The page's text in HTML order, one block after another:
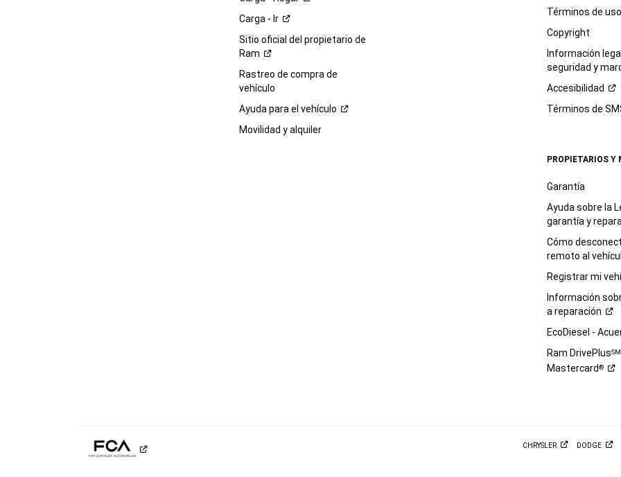
Carga - Ir
Sitio oficial del propietario de
Ram
Rastreo de compra de
vehículo
Ayuda para el vehículo
Movilidad y alquiler
Términos de uso
Copyright
Información
seguridad y
Accesibilidad
Términos de
PROPIETARIOS Y
Garantía
Ayuda sobre la
garantía y
Cómo
remoto al
Registrar mi
Información
areparación
EcoDiesel -
Ram DrivePlusSM
Mastercard®
CHRYSLER DODGE